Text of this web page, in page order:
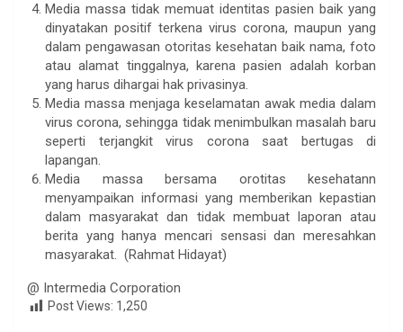
Media massa tidak memuat identitas pasien baik yang
dinyatakan positif terkena virus corona, maupun yang
dalam pengawasan otoritas kesehatan baik nama, foto
atau alamat tinggalnya, karena pasien adalah korban
yang harus dihargai hak privasinya.
Media massa menjaga keselamatan awak media dalam
virus corona, sehingga tidak menimbulkan masalah baru
seperti terjangkit virus corona saat bertugas di
lapangan.
Media massa bersama orotitas kesehatann
menyampaikan informasi yang memberikan kepastian
dalam masyarakat dan tidak membuat laporan atau
berita yang hanya mencari sensasi dan meresahkan
masyarakat. (Rahmat Hidayat)
@ Intermedia Corporation
Post Views: 1,250